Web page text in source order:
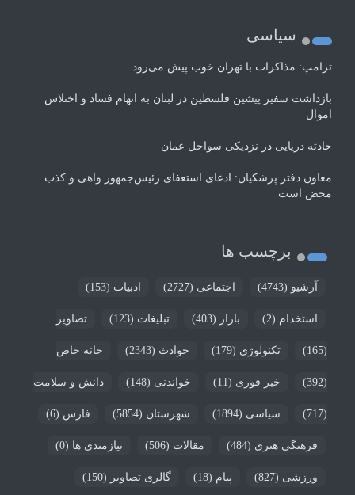
سیاسی
ترامپ: مذاکرات با تهران خوب پیش می‌رود
بازداشت سفیر پیشین فلسطین در لبنان به اتهام فساد و اختلاس
اموال
حادثه دریایی در نزدیکی سواحل عمان
معاون دفتر پزشکیان: ادعای استعفای رئیس‌جمهور واهی و کذب
محض است
برچسب ها
آرشیو (4743) اجتماعی (2727) ادبیات (153)
استخدام (2) بازار (403) تبلیغات (123) تصاویر
(165) تکنولوژی (179) حوادث (2343) خانه خاص
(392) خبر فوری (11) خواندنی (148) دانش و سلامت
(717) سیاسی (1894) شهرستان (5854) فارس (6)
فرهنگی هنری (484) مقالات (506) نیازمندی ها (0)
ورزشی (827) پیام (18) گالری تصاویر (150)